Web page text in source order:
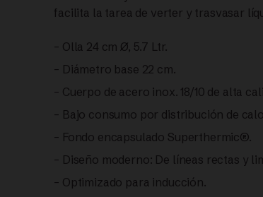
24
CM-
5,7 L
TAPA
DE
facilita la tarea de verter y trasvasar
– Olla 24 cm Ø, 5.7 Ltr.
– Diámetro base 22 cm.
– Cuerpo de acero inox. 18/10 de alta
– Bajo consumo por distribución de
– Fondo encapsulado Superthermic®.
– Diseño moderno: De líneas rectas y
– Optimizado para inducción.